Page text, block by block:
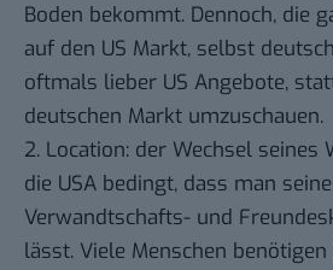
Boden bekommt. Dennoch, die
auf den US Markt, selbst
oftmals lieber US Angebote,
deutschen Markt umzuschauen.
2. Location: der Wechsel seines
die USA bedingt, dass man
Verwandtschafts- und
lässt. Viele Menschen